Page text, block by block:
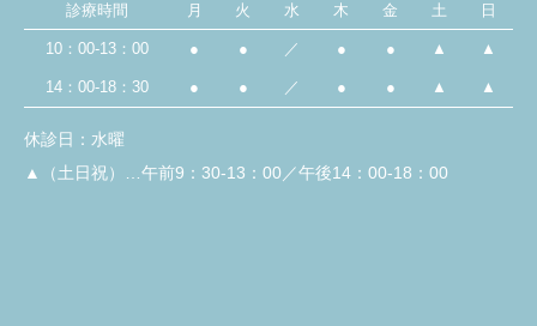
診療時間 月 火 水 木 金 土 日
10：00-13：00 ● ● ／ ● ● ▲ ▲
14：00-18：30 ● ● ／ ● ● ▲ ▲
休診日：水曜
▲（土日祝）…午前9：30-13：00／午後14：00-18：00